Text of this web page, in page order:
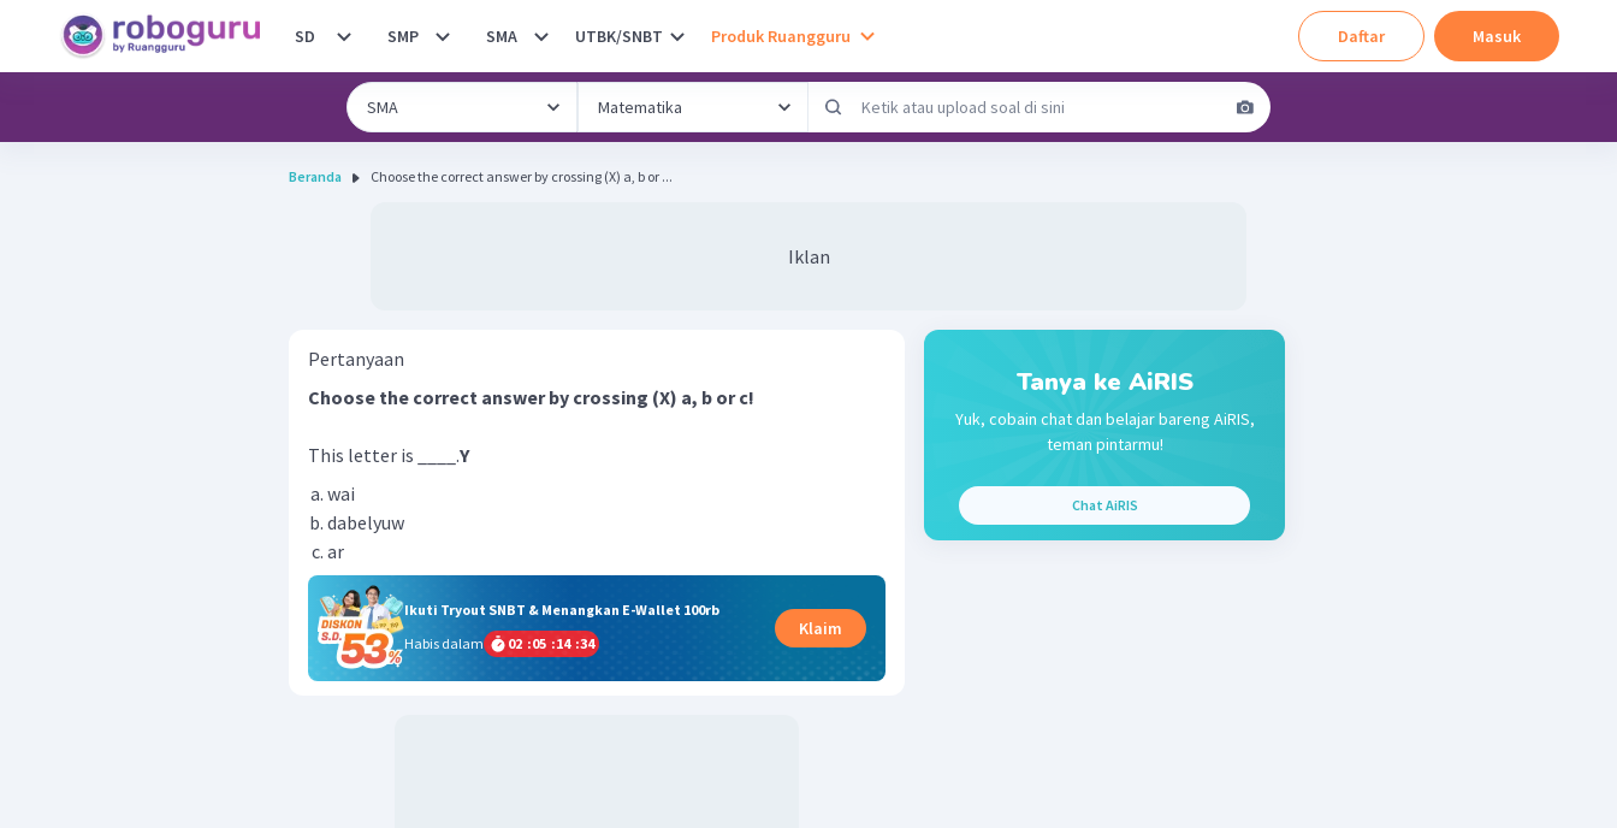
SD SMP SMA UTBK/SNBT Produk Ruangguru Daftar Masuk
Beranda Choose the correct answer by crossing (X) a, b or ...
Iklan
Pertanyaan
Choose the correct answer by crossing (X) a, b or c!
This letter is ____.Y
wai
dabelyuw
ar
Ikuti Tryout SNBT & Menangkan E-Wallet 100rb
Habis dalam
02 :05 :14 :33
Klaim
Tanya ke AiRIS
Yuk, cobain chat dan belajar bareng AiRIS,
teman pintarmu!
Chat AiRIS